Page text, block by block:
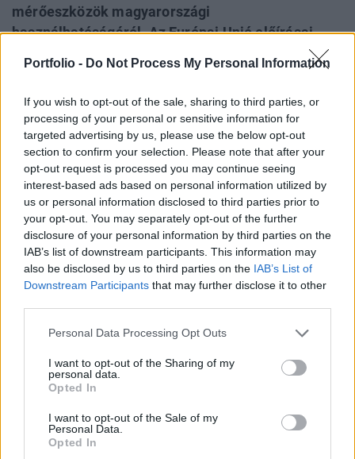
Portfolio - Do Not Process My Personal Information
If you wish to opt-out of the sale, sharing to third parties, or
processing of your personal or sensitive information for
targeted advertising by us, please use the below opt-out
section to confirm your selection. Please note that after your
opt-out request is processed you may continue seeing
interest-based ads based on personal information utilized by
us or personal information disclosed to third parties prior to
your opt-out. You may separately opt-out of the further
disclosure of your personal information by third parties on the
IAB’s list of downstream participants. This information may
also be disclosed by us to third parties on the IAB’s List of
Downstream Participants that may further disclose it to other
Personal Data Processing Opt Outs
I want to opt-out of the Sharing of my
personal data.
Opted In
I want to opt-out of the Sale of my
Personal Data.
Opted In
mérőeszközök magyarországi
használhatóságáról. Az Európai Unió előírásai
szerint az árampiacon 2020-ra a fogyasztók 80%-
ánal intelligensre kell cserélni a mérőórákat,
amennyiben a csere gazdaságilag indokolható.
Egy okos mérő ára 100 euróra tehető, ami
többszöröse egy ma használatos óráénak, vagyis
a pilot eredménye sok tízmilliárd forint sorsáról
dönthet majd.
A magyarországi villamosenergia elosztók, az EDF
DÉMÁSZ Hálózati Kft, az ELMŰ Hálózati Kft, ÉMÁSZ
Hálózati Kft és az E.ON Hálózat cégcsoport - összhangban
az Európai Unió, a magyar kormány és a Magyar Energia
Hivatal előirányzatával - elkezdték az úgynevezett okos
(smart) mérési rendszer bevezetésének előkészületeit
jelentő pilot projekt megvalósítását. Az...
KEDVES OLVASÓNK!
tartozik, melynek olvasása előfizetéses
regisztrációhoz kötött.